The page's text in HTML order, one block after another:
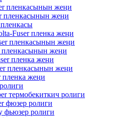
пленкасынын жеңи
пленкасынын жеңи
Fuser пленка жеңи
пленкасынын жеңи
пленкасынын жеңи
пленка жеңи
пленкасынын жеңи
пленка жеңи
термобекиткич ролиги
фюзер ролиги
фьюзер ролиги